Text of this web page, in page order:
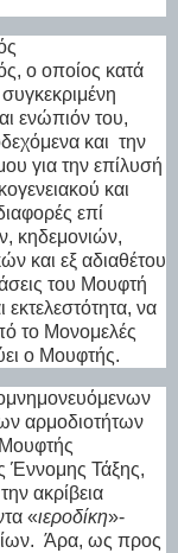
ο οποίος κατά
ενώπιόν του,
και την
για την επίλυσή
και
επί
κηδεμονιών,
και εξ αδιαθέτου
του Μουφτή
να
το Μονομελές
ο Μουφτής.
αρμοδιοτήτων
Έννομης Τάξης,
ακρίβεια
«ιεροδίκη»-
Άρα, ως προς